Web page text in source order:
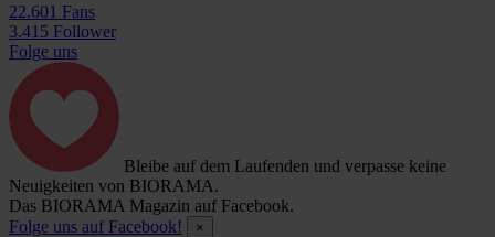
22.601 Fans
3.415 Follower
Folge uns
Bleibe auf dem Laufenden und verpasse keine
Neuigkeiten von BIORAMA.
Das BIORAMA Magazin auf Facebook.
Folge uns auf Facebook!
×